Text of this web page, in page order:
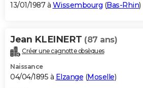
13/01/1987 à Wissembourg (Bas-Rhin)
Jean KLEINERT (87 ans)
Créer une cagnotte obsèques
Naissance
04/04/1895 à Elzange (Moselle)